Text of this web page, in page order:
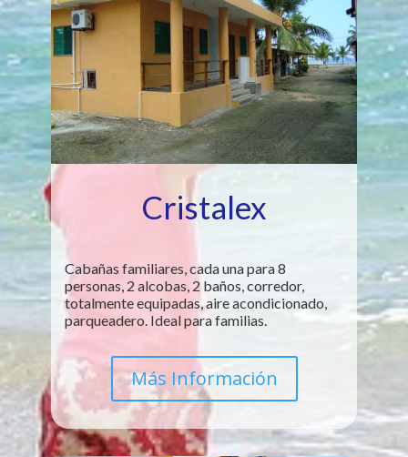
Cristalex
Cabañas familiares, cada una para 8
personas, 2 alcobas, 2 baños, corredor,
totalmente equipadas, aire acondicionado,
parqueadero. Ideal para familias.
Más Información